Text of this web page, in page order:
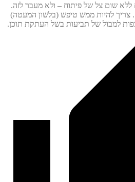
שום צל של פיתוח – ולא מעבר לזה.
להיות ממש טיפש (בלשון המעטה)
של תביעות בשל העתקת תוכן.